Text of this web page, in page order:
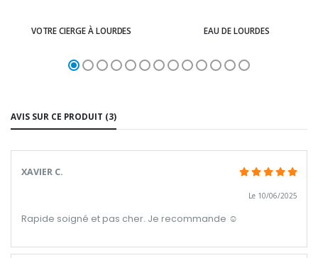
VOTRE CIERGE À LOURDES EAU DE LOURDES
AVIS SUR CE PRODUIT (3)
XAVIER C.
Le 10/06/2025
Rapide soigné et pas cher. Je recommande ☺️